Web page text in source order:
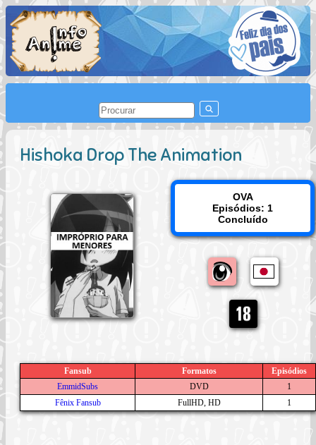
Hishoka Drop The Animation
OVA
Episódios: 1
Concluído
Fansub Formatos
Episódios
EmmidSubs
DVD
1
Fênix Fansub
FullHD, HD 1